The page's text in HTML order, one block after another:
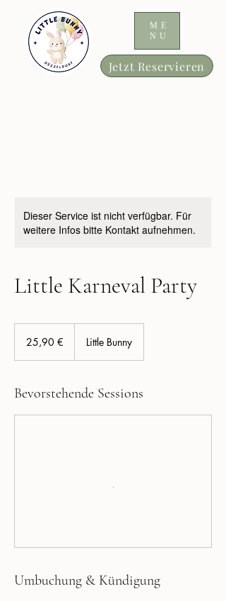
ME
NU
Jetzt Reservieren
Dieser Service ist nicht verfügbar. Für
weitere Infos bitte Kontakt aufnehmen.
Little Karneval Party
25,90 € Little Bunny
Bevorstehende Sessions
Umbuchung & Kündigung